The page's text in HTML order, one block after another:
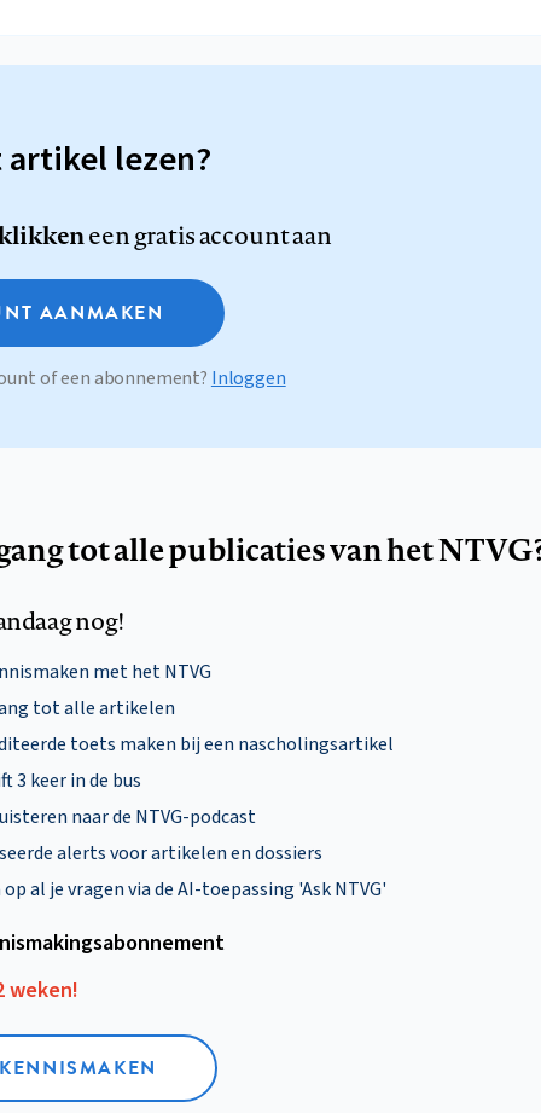
lezen?
een gratis account aan
AANMAKEN
of een abonnement? Inloggen
tot alle publicaties van het
nog!
met het NTVG
tot alle artikelen
toets maken bij een nascholingsartikel
3 keer in de bus
naar de NTVG-podcast
alerts voor artikelen en dossiers
al je vragen via de AI-toepassing 'Ask NTVG'
weken!